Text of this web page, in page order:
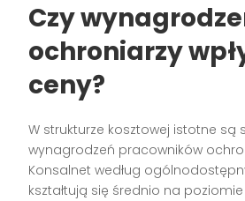
Czy
ochroniarzy
ceny?
W strukturze kosztowej istotne są
wynagrodzeń pracowników
Konsalnet według
kształtują się średnio na poziomie